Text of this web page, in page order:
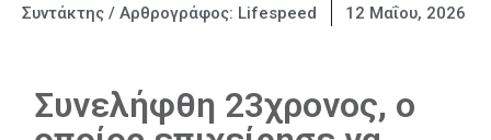
Συντάκτης / Αρθρογράφος: Lifespeed 12 Μαΐου, 2026
Συνελήφθη 23χρονος, ο